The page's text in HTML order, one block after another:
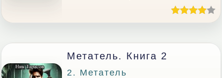
Метатель. Книга 2
2. Метатель